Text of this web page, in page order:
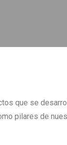
que se
pilares de